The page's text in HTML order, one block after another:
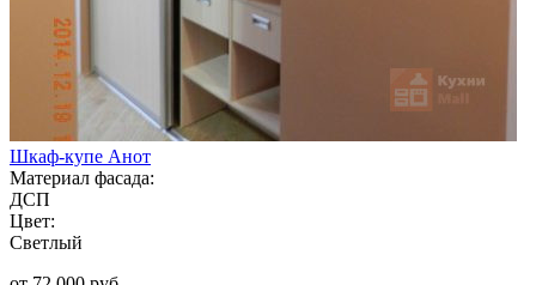
Шкаф-купе Анот
Материал фасада:
ДСП
Цвет:
Светлый